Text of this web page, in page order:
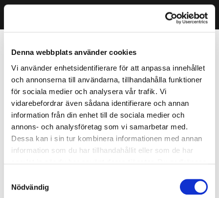
Denna webbplats använder cookies
Vi använder enhetsidentifierare för att anpassa innehållet
och annonserna till användarna, tillhandahålla funktioner
för sociala medier och analysera vår trafik. Vi
vidarebefordrar även sådana identifierare och annan
information från din enhet till de sociala medier och
annons- och analysföretag som vi samarbetar med.
Dessa kan i sin tur kombinera informationen med annan
information som du har tillhandahållit eller som de har
Nödvändig